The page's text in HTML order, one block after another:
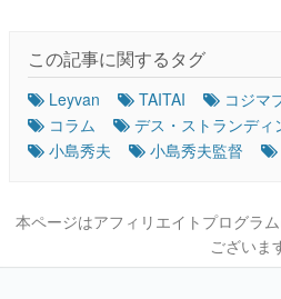
この記事に関するタグ
Leyvan TAITAI
コジマ
コラム
デス・ストランディ
小島秀夫
小島秀夫監督
本ページはアフィリエイトプログラ
ございま